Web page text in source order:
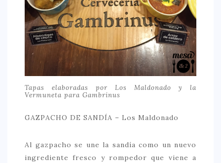
Tapas elaboradas por Los Maldonado y la
Vermuneta para Gambrinus
GAZPACHO DE SANDÍA – Los Maldonado
Al gazpacho se une la sandía como un nuevo
ingrediente fresco y rompedor que viene a